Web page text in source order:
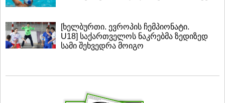
[ხელბურთი. ევროპის ჩემპიონატი.
U18] საქართველოს ნაკრებმა ზედიზედ
სამი შეხვედრა მოიგო